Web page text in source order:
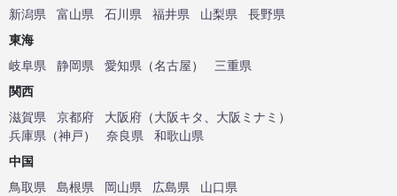
新潟県
富山県 石川県 福井県 山梨県
長野県
東海
岐阜県
静岡県 愛知県 （名古屋）
三重県
関西
滋賀県
京都府 大阪府 （大阪キタ 大阪ミナミ ）
兵庫県 （神戸） 奈良県
和歌山県
中国
鳥取県
島根県 岡山県 広島県
山口県